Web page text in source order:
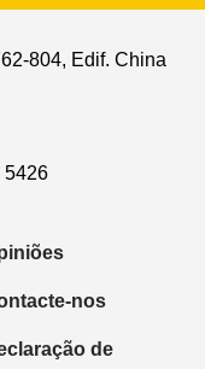
804, Edif. China
5426
nos
de